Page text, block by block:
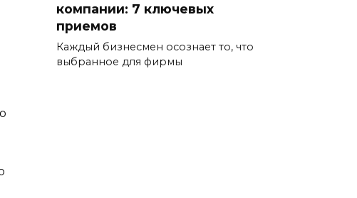
компании: 7 ключевых
приемов
Каждый бизнесмен осознает то, что
выбранное для фирмы